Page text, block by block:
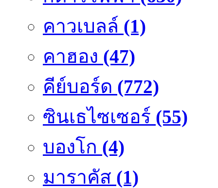
คาวเบลล์ (1)
คาฮอง (47)
คีย์บอร์ด (772)
ซินเธไซเซอร์ (55)
บองโก (4)
มาราคัส (1)